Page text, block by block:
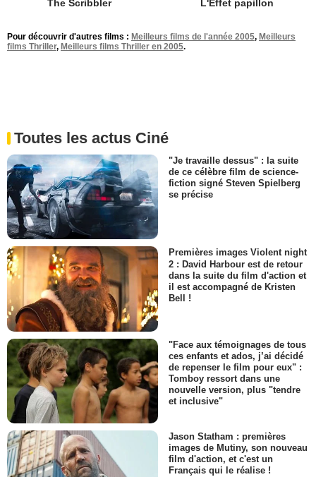
The Scribbler L'Effet papillon
Pour découvrir d'autres films : Meilleurs films de l'année 2005, Meilleurs
films Thriller, Meilleurs films Thriller en 2005.
Toutes les actus Ciné
"Je travaille dessus" : la suite
de ce célèbre film de science-
fiction signé Steven Spielberg
se précise
Premières images Violent night
2 : David Harbour est de retour
dans la suite du film d'action et
il est accompagné de Kristen
Bell !
"Face aux témoignages de tous
ces enfants et ados, j’ai décidé
de repenser le film pour eux" :
Tomboy ressort dans une
nouvelle version, plus "tendre
et inclusive"
Jason Statham : premières
images de Mutiny, son nouveau
film d'action, et c'est un
Français qui le réalise !